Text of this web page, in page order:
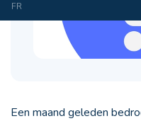
FR
Een maand geleden